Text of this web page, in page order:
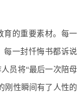
的重要素材。每一
每一封忏悔书都诉说
员将“最后一次陪母
刚性瞬间有了人性的